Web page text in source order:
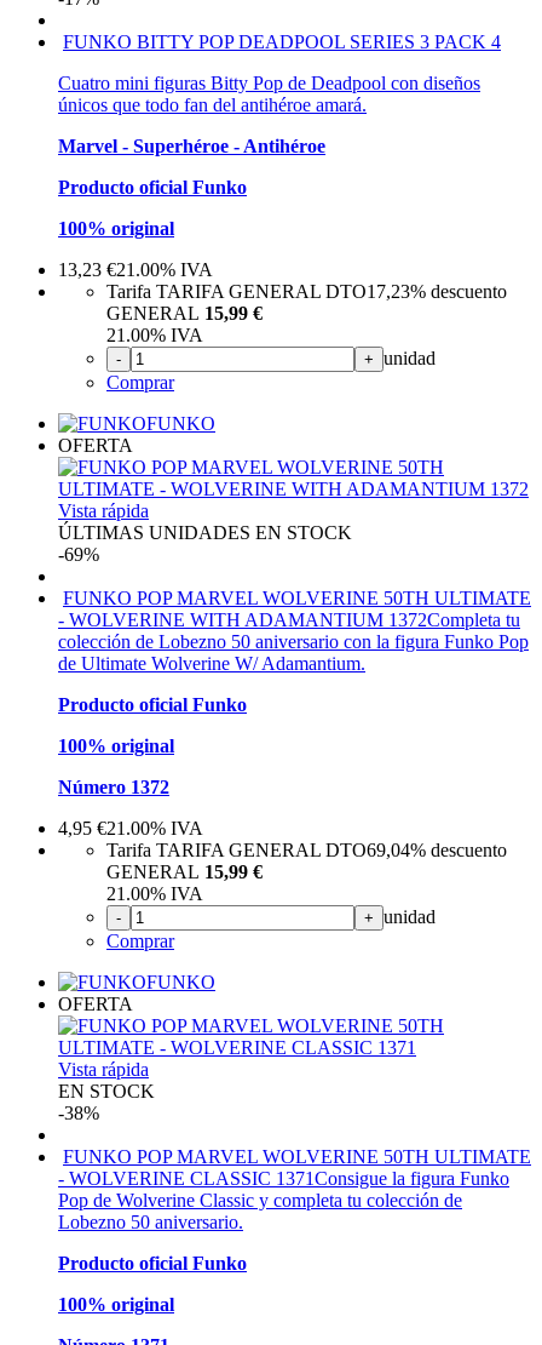
FUNKO BITTY POP DEADPOOL SERIES 3 PACK 4
Cuatro mini figuras Bitty Pop de Deadpool con diseños
únicos que todo fan del antihéroe amará.
Marvel - Superhéroe - Antihéroe
Producto oficial Funko
100% original
13,23 €21.00% IVA
Tarifa TARIFA GENERAL DTO17,23% descuento
GENERAL 15,99 €
21.00% IVA
- + unidad
Comprar
FUNKO
OFERTA
Vista rápida
ÚLTIMAS UNIDADES EN STOCK
-69%
FUNKO POP MARVEL WOLVERINE 50TH ULTIMATE
- WOLVERINE WITH ADAMANTIUM 1372Completa tu
colección de Lobezno 50 aniversario con la figura Funko Pop
de Ultimate Wolverine W/ Adamantium.
Producto oficial Funko
100% original
Número 1372
4,95 €21.00% IVA
Tarifa TARIFA GENERAL DTO69,04% descuento
GENERAL 15,99 €
21.00% IVA
- + unidad
Comprar
FUNKO
OFERTA
Vista rápida
EN STOCK
-38%
FUNKO POP MARVEL WOLVERINE 50TH ULTIMATE
- WOLVERINE CLASSIC 1371Consigue la figura Funko
Pop de Wolverine Classic y completa tu colección de
Lobezno 50 aniversario.
Producto oficial Funko
100% original